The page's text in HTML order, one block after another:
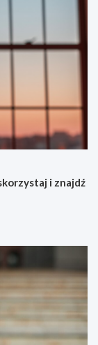
i znajdź